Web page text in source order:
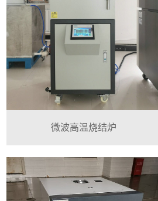
微波高温烧结炉